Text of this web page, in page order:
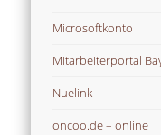
Microsoftkonto
Mitarbeiterportal
Nuelink
oncoo.de – online